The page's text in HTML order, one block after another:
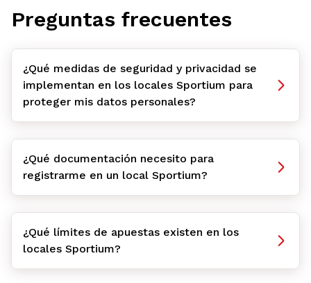
Preguntas frecuentes
¿Qué medidas de seguridad y privacidad se
implementan en los locales Sportium para
proteger mis datos personales?
¿Qué documentación necesito para
registrarme en un local Sportium?
¿Qué límites de apuestas existen en los
locales Sportium?